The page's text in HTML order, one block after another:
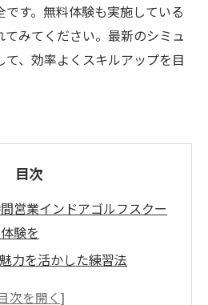
す。無料体験も実施している
みてください。最新のシミュ
て、効率よくスキルアップを目
目次
営業インドアゴルフスクー
験を
力を活かした練習法
者まで対応したレッスンプ